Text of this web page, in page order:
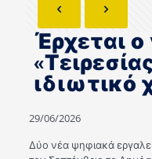
Έρχεται ο
ιδιωτικό
29/06/2026
Δύο νέα ψηφιακά